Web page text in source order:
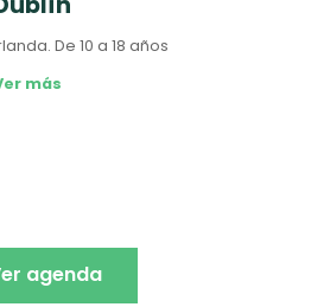
De 10 a 18 años
más
agenda